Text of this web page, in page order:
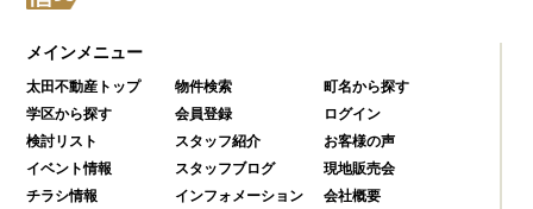
メインメニュー
太田不動産トップ 物件検索
町名から探す
学区から探す
会員登録
ログイン
検討リスト
スタッフ紹介
お客様の声
イベント情報
スタッフブログ
現地販売会
チラシ情報
インフォメーション 会社概要